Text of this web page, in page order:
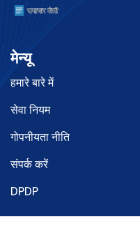
मेन्यू
हमारे बारे में
सेवा नियम
गोपनीयता नीति
संपर्क करें
DPDP